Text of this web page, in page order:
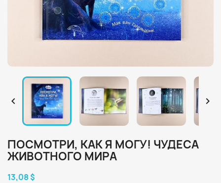
 
ПОСМОТРИ, КАК Я МОГУ! ЧУДЕСА
ЖИВОТНОГО МИРА
13,08 $